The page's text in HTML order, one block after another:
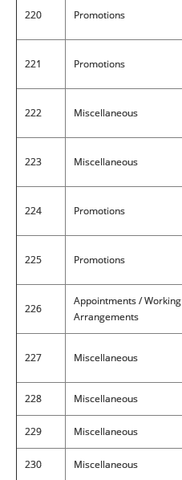
220 Promotions
221 Promotions
222 Miscellaneous
223 Miscellaneous
224 Promotions
225 Promotions
226
Appointments / Working
Arrangements
227 Miscellaneous
228 Miscellaneous
229 Miscellaneous
230 Miscellaneous